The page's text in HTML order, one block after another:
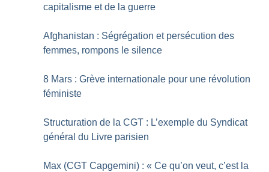
capitalisme et de la guerre
Afghanistan : Ségrégation et persécution des
femmes, rompons le silence
8 Mars : Grève internationale pour une révolution
féministe
Structuration de la CGT : L’exemple du Syndicat
général du Livre parisien
Max (CGT Capgemini) : « Ce qu’on veut, c’est la